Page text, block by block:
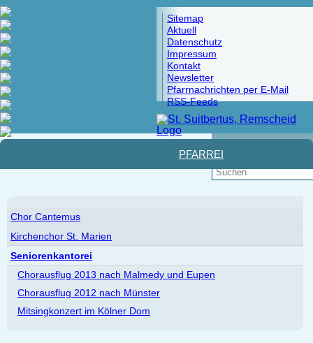
Sitemap
Aktuell
Datenschutz
Impressum
Kontakt
Newsletter
Pfarrnachrichten per E-Mail
RSS-Feeds
PFARREI
Chor Cantemus
Kirchenchor St. Marien
Seniorenkantorei
Chorausflug 2013 nach Malmedy und Eupen
Chorausflug 2012 nach Münster
Mitsingkonzert im Kölner Dom